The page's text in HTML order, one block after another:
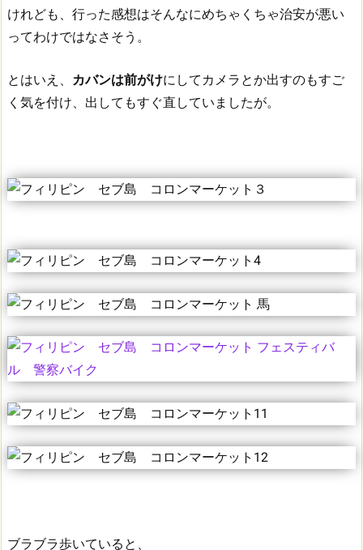
けれども、行った感想はそんなにめちゃくちゃ治安が悪い
ってわけではなさそう。
とはいえ、 カバンは前がけにしてカメラとか出すのもすご
く気を付け、出してもすぐ直していましたが。
ブラブラ歩いていると、